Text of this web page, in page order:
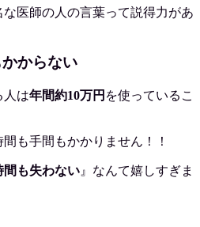
医師の人の言葉って説得力があ
からない
人は年間約10万円 を使っているこ
も手間もかかりません！！
間も失わない 』なんて嬉しすぎま